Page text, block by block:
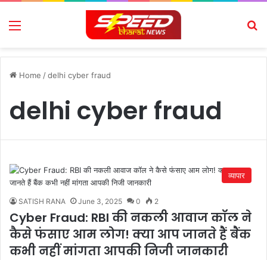
Menu
Home /delhi cyber fraud
delhi cyber fraud
व्यापार
SATISH RANA June 3, 2025 0 2
Cyber ​​Fraud: RBI की नकली आवाज कॉल ने
कैसे फंसाए आम लोग! क्या आप जानते हैं बैंक
कभी नहीं मांगता आपकी निजी जानकारी